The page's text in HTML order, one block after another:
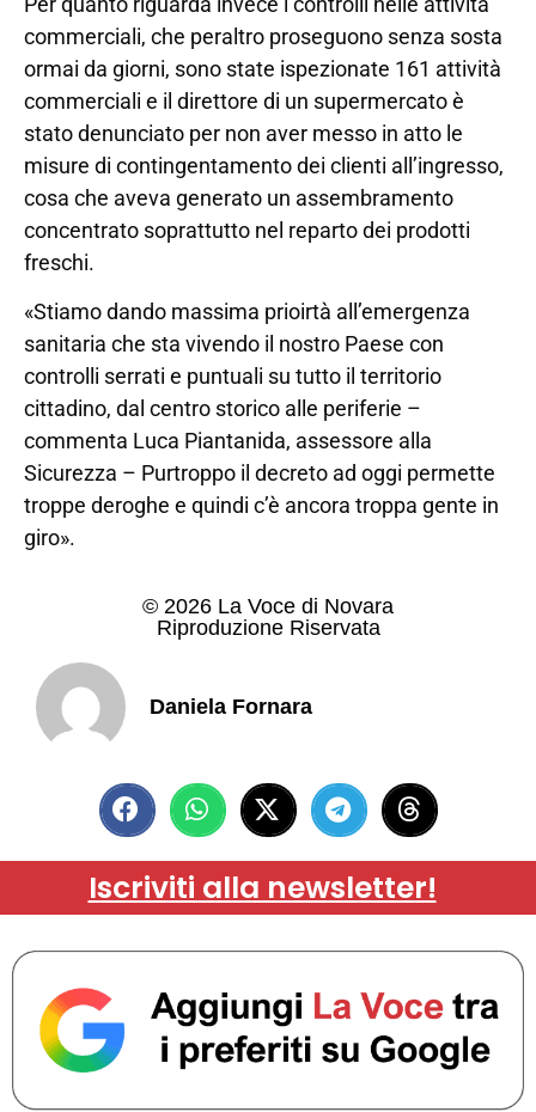
commerciali, che peraltro proseguono senza sosta
ormai da giorni, sono state ispezionate 161 attività
commerciali e il direttore di un supermercato è
stato denunciato per non aver messo in atto le
misure di contingentamento dei clienti all’ingresso,
cosa che aveva generato un assembramento
concentrato soprattutto nel reparto dei prodotti
freschi.
«Stiamo dando massima prioirtà all’emergenza
sanitaria che sta vivendo il nostro Paese con
controlli serrati e puntuali su tutto il territorio
cittadino, dal centro storico alle periferie –
commenta Luca Piantanida, assessore alla
Sicurezza – Purtroppo il decreto ad oggi permette
troppe deroghe e quindi c’è ancora troppa gente in
giro».
© 2026 La Voce di Novara
Riproduzione Riservata
Daniela Fornara
Iscriviti alla newsletter!